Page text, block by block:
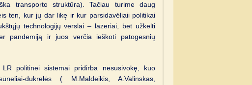
transporto struktūra). Tačiau turime daug
ten, kur jų dar likę ir kur parsidavėliaii politikai
technologijų verslai – lazeriai, bet užkelti
pandemiją ir juos verčia ieškoti patogesnių
politinei sistemai pridirba nesusivokę, kuo
dukrelės ( M.Maldeikis, A.Valinskas,